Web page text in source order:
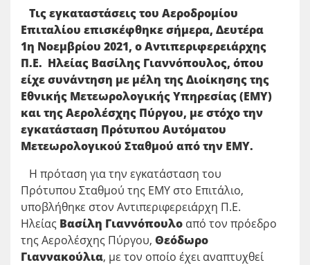
Τις εγκαταστάσεις του Αεροδρομίου
Επιταλίου επισκέφθηκε σήμερα, Δευτέρα
1η Νοεμβρίου 2021, ο Αντιπεριφερειάρχης
Π.Ε. Ηλείας Βασίλης Γιαννόπουλος, όπου
είχε συνάντηση με μέλη της Διοίκησης της
Εθνικής Μετεωρολογικής Υπηρεσίας (ΕΜΥ)
και της Αερολέσχης Πύργου, με στόχο την
εγκατάσταση Πρότυπου Αυτόματου
Μετεωρολογικού Σταθμού από την ΕΜΥ.
Η πρόταση για την εγκατάσταση του
Πρότυπου Σταθμού της ΕΜΥ στο Επιτάλιο,
υποβλήθηκε στον Αντιπεριφερειάρχη Π.Ε.
Ηλείας Βασίλη Γιαννόπουλο από τον πρόεδρο
της Αερολέσχης Πύργου, Θεόδωρο
Γιαννακούλια, με τον οποίο έχει αναπτυχθεί